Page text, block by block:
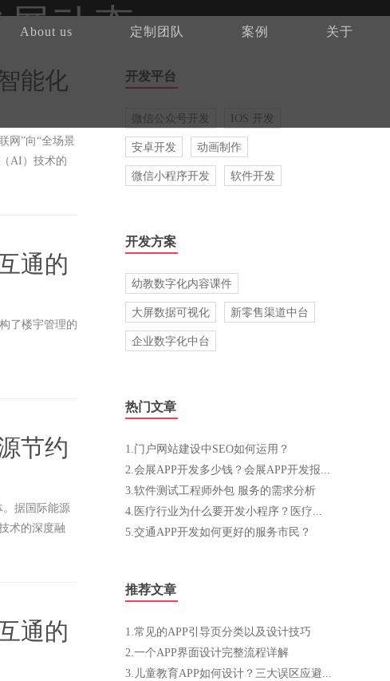
About us 定制团队 案例 关于
动态
开发平台
微信公众号开发 IOS 开发
安卓开发 动画制作
微信小程序开发 软件开发
开发方案
幼教数字化内容课件
大屏数据可视化 新零售渠道中台
企业数字化中台
热门文章
1.门户网站建设中SEO如何运用？
3.软件测试工程师外包 服务的需求分析
5.交通APP开发如何更好的服务市民？
推荐文章
1.常见的APP引导页分类以及设计技巧
2.一个APP界面设计完整流程详解
能化
网”向“全场景
AI）技术的
通的
了楼宇管理的
节约
据国际能源
术的深度融
通的